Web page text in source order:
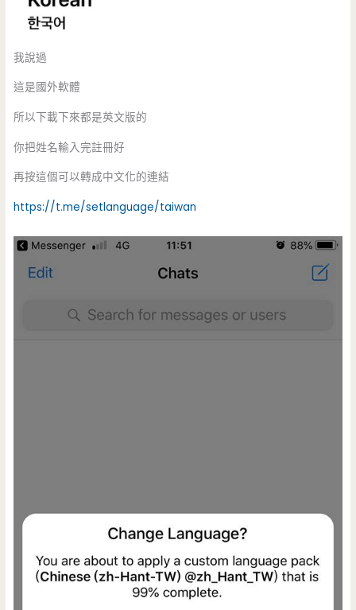
我說過
這是國外軟體
所以下載下來都是英文版的
你把姓名輸入完註冊好
再按這個可以轉成中文化的連結
https://t.me/setlanguage/taiwan